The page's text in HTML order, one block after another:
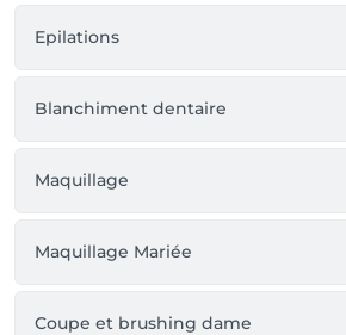
Epilations
Blanchiment dentaire
Maquillage
Maquillage Mariée
Coupe et brushing dame